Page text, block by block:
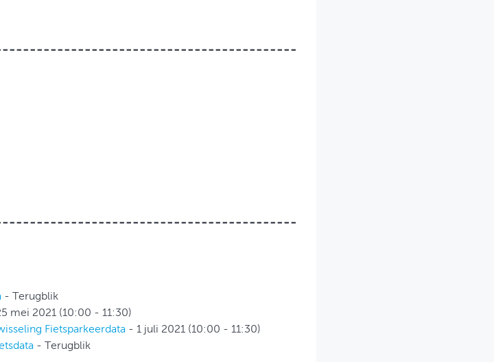
- Terugblik
mei 2021 (10:00 - 11:30)
Fietsparkeerdata- 1 juli 2021 (10:00 - 11:30)
- Terugblik